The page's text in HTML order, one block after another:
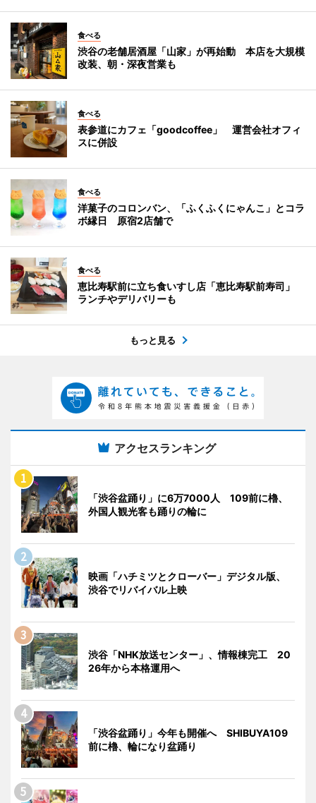
食べる
渋谷の老舗居酒屋「山家」が再始動 本店を大規模
改装、朝・深夜営業も
食べる
表参道にカフェ「goodcoffee」 運営会社オフィ
スに併設
食べる
洋菓子のコロンバン、「ふくふくにゃんこ」とコラ
ボ縁日 原宿2店舗で
食べる
恵比寿駅前に立ち食いすし店「恵比寿駅前寿司」
ランチやデリバリーも
もっと見る
アクセスランキング
「渋谷盆踊り」に6万7000人 109前に櫓、
外国人観光客も踊りの輪に
映画「ハチミツとクローバー」デジタル版、
渋谷でリバイバル上映
渋谷「NHK放送センター」、情報棟完工 20
26年から本格運用へ
「渋谷盆踊り」今年も開催へ SHIBUYA109
前に櫓、輪になり盆踊り